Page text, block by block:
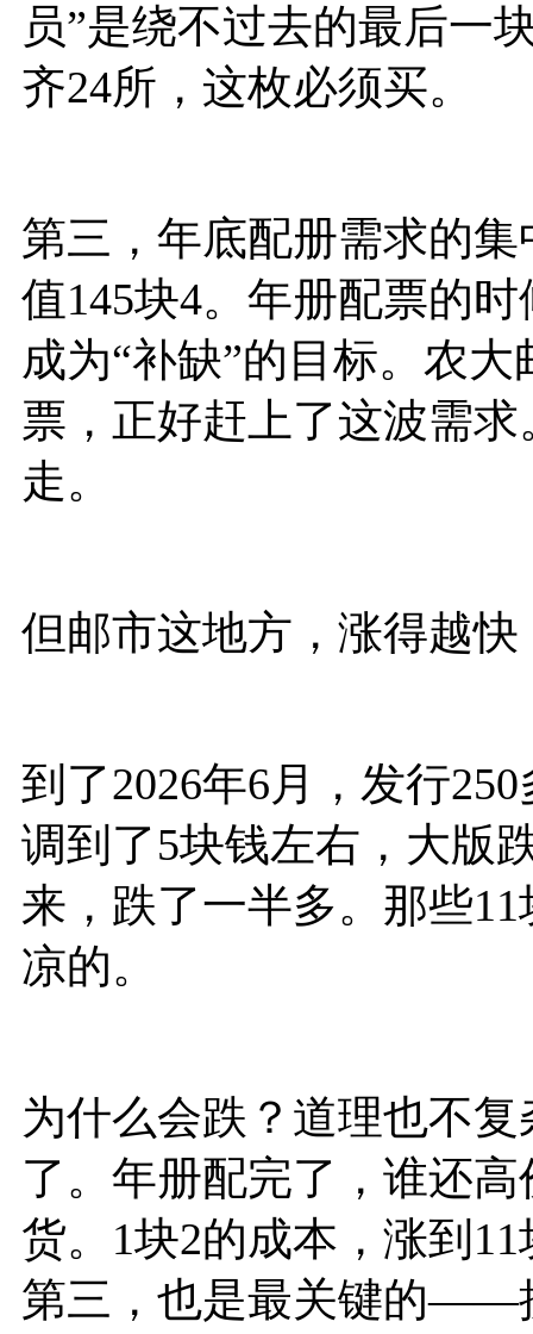
员”是绕不过去的最后
齐24所，这枚必须买。
第三，年底配册需求的
值145块4。年册配票的
成为“补缺”的目标。农
票，正好赶上了这波需
走。
但邮市这地方，涨得越
到了2026年6月，发行
调到了5块钱左右，大版
来，跌了一半多。那些
凉的。
为什么会跌？道理也不
了。年册配完了，谁还
货。1块2的成本，涨到
第三，也是最关键的——